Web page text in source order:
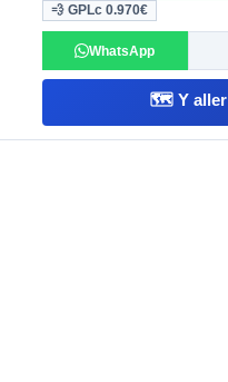
💨 GPLc0.970€
WhatsApp
🗺️ Y aller